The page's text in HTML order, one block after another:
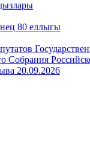
80 еллыгы
Собрания
20.09.2026